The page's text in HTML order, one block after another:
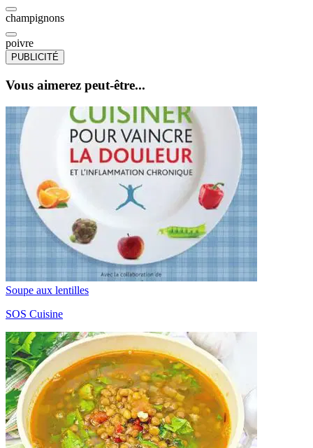
champignons
poivre
PUBLICITÉ
Vous aimerez peut-être...
Soupe aux lentilles
SOS Cuisine